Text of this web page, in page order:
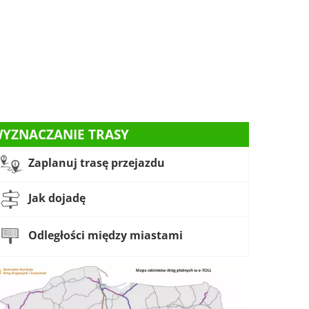
TRASY
Zaplanuj trasę przejazdu
Jak dojadę
Odległości między miastami